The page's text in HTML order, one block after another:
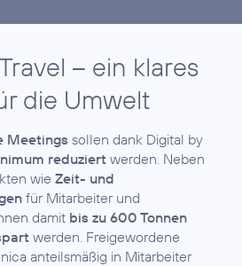
– ein klares
die Umwelt
Meetings sollen dank Digital by
reduziert werden. Neben
wie Zeit- und
für Mitarbeiter und
damit bis zu 600 Tonnen
werden. Freigewordene
anteilsmäßig in Mitarbeiter